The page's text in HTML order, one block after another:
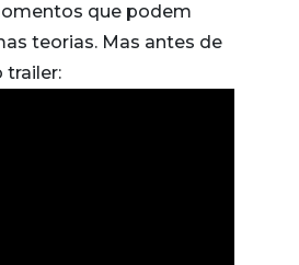
que podem
teorias. Mas antes de
trailer: